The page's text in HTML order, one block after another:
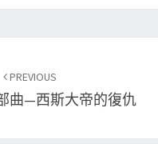
PREVIOUS
曲—西斯大帝的復仇